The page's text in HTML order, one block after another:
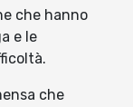
che hanno
e le
che